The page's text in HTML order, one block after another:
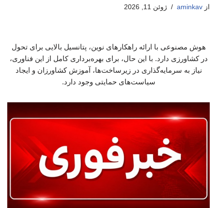
از aminkav ژوئن 11, 2026
هوش مصنوعی با ارائه راهکارهای نوین، پتانسیل بالایی برای تحول
در کشاورزی دارد. با این حال، برای بهره‌برداری کامل از این فناوری،
نیاز به سرمایه‌گذاری در زیرساخت‌ها، آموزش کشاورزان و ایجاد
سیاست‌های حمایتی وجود دارد.